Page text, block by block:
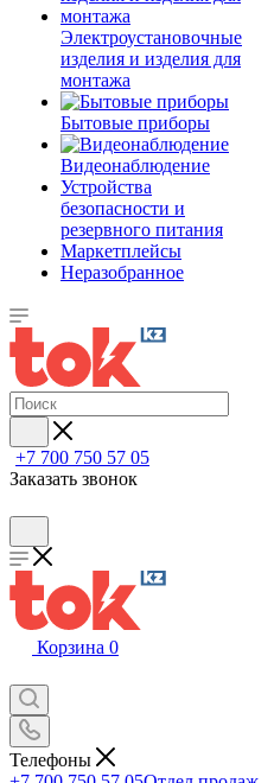
Электроустановочные
изделия и изделия для
монтажа
Бытовые приборы
Видеонаблюдение
Устройства
безопасности и
резервного питания
Маркетплейсы
Неразобранное
+7 700 750 57 05
Заказать звонок
Корзина 0
Телефоны